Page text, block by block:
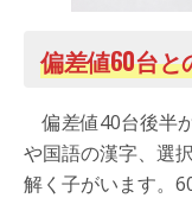
偏差値60台と
偏差値40台後半
や国語の漢字、選
解く子がいます。